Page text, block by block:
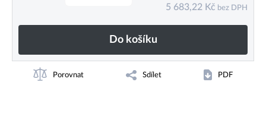
5 683,22 Kč bez DPH
Do košíku
Porovnat Sdílet PDF